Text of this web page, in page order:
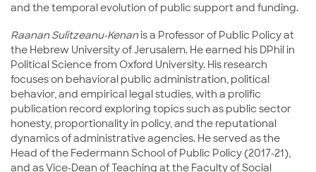
and the temporal evolution of public support and funding.
Raanan Sulitzeanu-Kenanis a Professor of Public Policy at
the Hebrew University of Jerusalem. He earned his DPhil in
Political Science from Oxford University. His research
focuses on behavioral public administration, political
behavior, and empirical legal studies, with a prolific
publication record exploring topics such as public sector
honesty, proportionality in policy, and the reputational
dynamics of administrative agencies. He served as the
Head of the Federmann School of Public Policy (2017-21),
and as Vice-Dean of Teaching at the Faculty of Social